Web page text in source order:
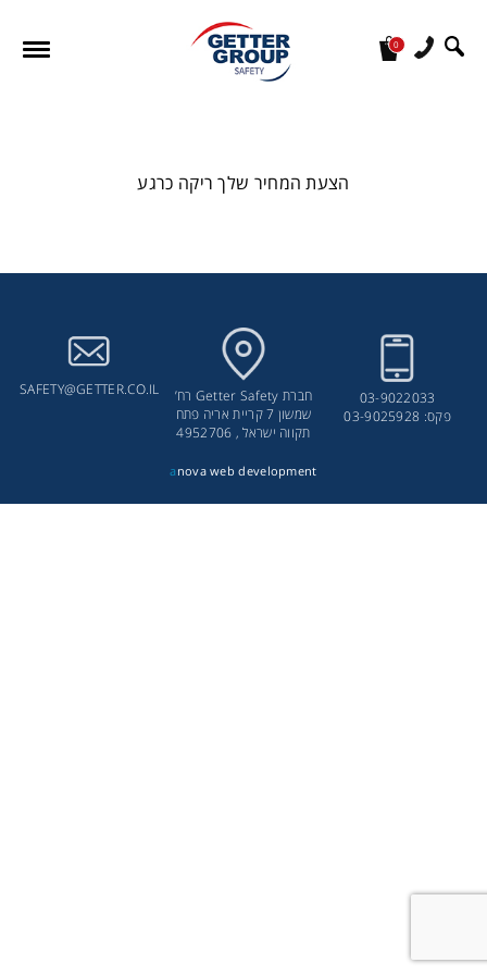
0
הצעת המחיר שלך ריקה כרגע
03-9022033
פקס: 03-9025928
חברת Getter Safety רח’
שמשון 7 קריית אריה פתח
תקווה ישראל , 4952706
SAFETY@GETTER.CO.IL
a nova web development